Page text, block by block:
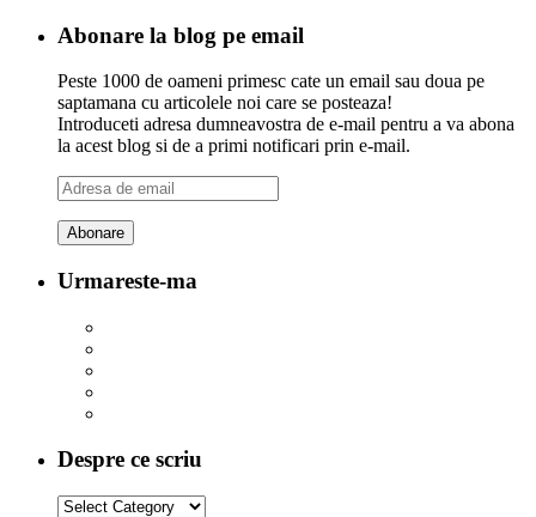
Abonare la blog pe email
Peste 1000 de oameni primesc cate un email sau doua pe
saptamana cu articolele noi care se posteaza!
Introduceti adresa dumneavostra de e-mail pentru a va abona
la acest blog si de a primi notificari prin e-mail.
Adresa
de
email
Urmareste-ma
Despre ce scriu